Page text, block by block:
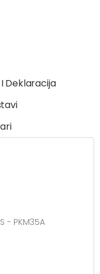
Deklaracija
- PKM35A